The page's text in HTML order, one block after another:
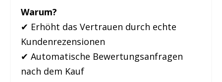
Warum?
✔ Erhöht das Vertrauen durch echte
Kundenrezensionen
✔ Automatische Bewertungsanfragen
nach dem Kauf